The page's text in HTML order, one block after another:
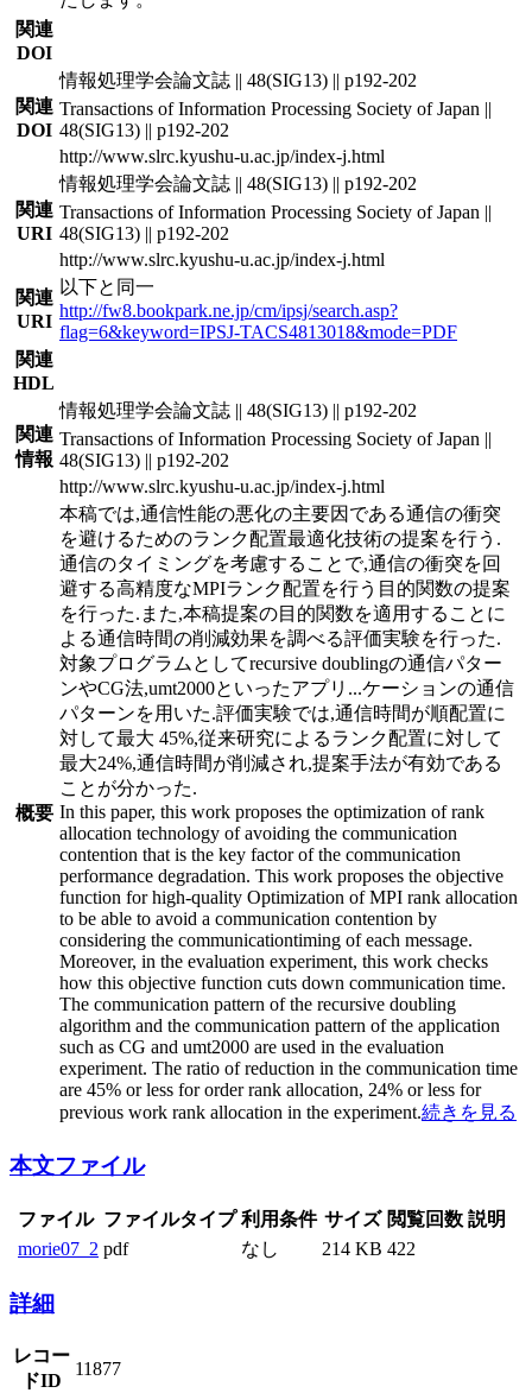
関連
DOI
関連
DOI
情報処理学会論文誌 || 48(SIG13) || p192-202
Transactions of Information Processing Society of Japan ||
48(SIG13) || p192-202
http://www.slrc.kyushu-u.ac.jp/index-j.html
関連
URI
情報処理学会論文誌 || 48(SIG13) || p192-202
Transactions of Information Processing Society of Japan ||
48(SIG13) || p192-202
http://www.slrc.kyushu-u.ac.jp/index-j.html
関連
URI
以下と同一
http://fw8.bookpark.ne.jp/cm/ipsj/search.asp?
flag=6&keyword=IPSJ-TACS4813018&mode=PDF
関連
HDL
関連
情報
情報処理学会論文誌 || 48(SIG13) || p192-202
Transactions of Information Processing Society of Japan ||
48(SIG13) || p192-202
http://www.slrc.kyushu-u.ac.jp/index-j.html
概要
本稿では,通信性能の悪化の主要因である通信の衝突
を避けるためのランク配置最適化技術の提案を行う.
通信のタイミングを考慮することで,通信の衝突を回
避する高精度なMPIランク配置を行う目的関数の提案
を行った.また,本稿提案の目的関数を適用することに
よる通信時間の削減効果を調べる評価実験を行った.
対象プログラムとしてrecursive doublingの通信パター
ンやCG法,umt2000といったアプリ ...ケーションの通信
パターンを用いた.評価実験では,通信時間が順配置に
対して最大 45%,従来研究によるランク配置に対して
最大24%,通信時間が削減され,提案手法が有効である
ことが分かった.
In this paper, this work proposes the optimization of rank
allocation technology of avoiding the communication
contention that is the key factor of the communication
performance degradation. This work proposes the objective
function for high-quality Optimization of MPI rank allocation
to be able to avoid a communication contention by
considering the communicationtiming of each message.
Moreover, in the evaluation experiment, this work checks
how this objective function cuts down communication time.
The communication pattern of the recursive doubling
algorithm and the communication pattern of the application
such as CG and umt2000 are used in the evaluation
experiment. The ratio of reduction in the communication time
are 45% or less for order rank allocation, 24% or less for
previous work rank allocation in the experiment.続きを見る
本文ファイル
ファイル ファイルタイプ 利用条件 サイズ 閲覧回数 説明
morie07_2 pdf なし 214 KB 422
詳細
レコー
ドID
11877